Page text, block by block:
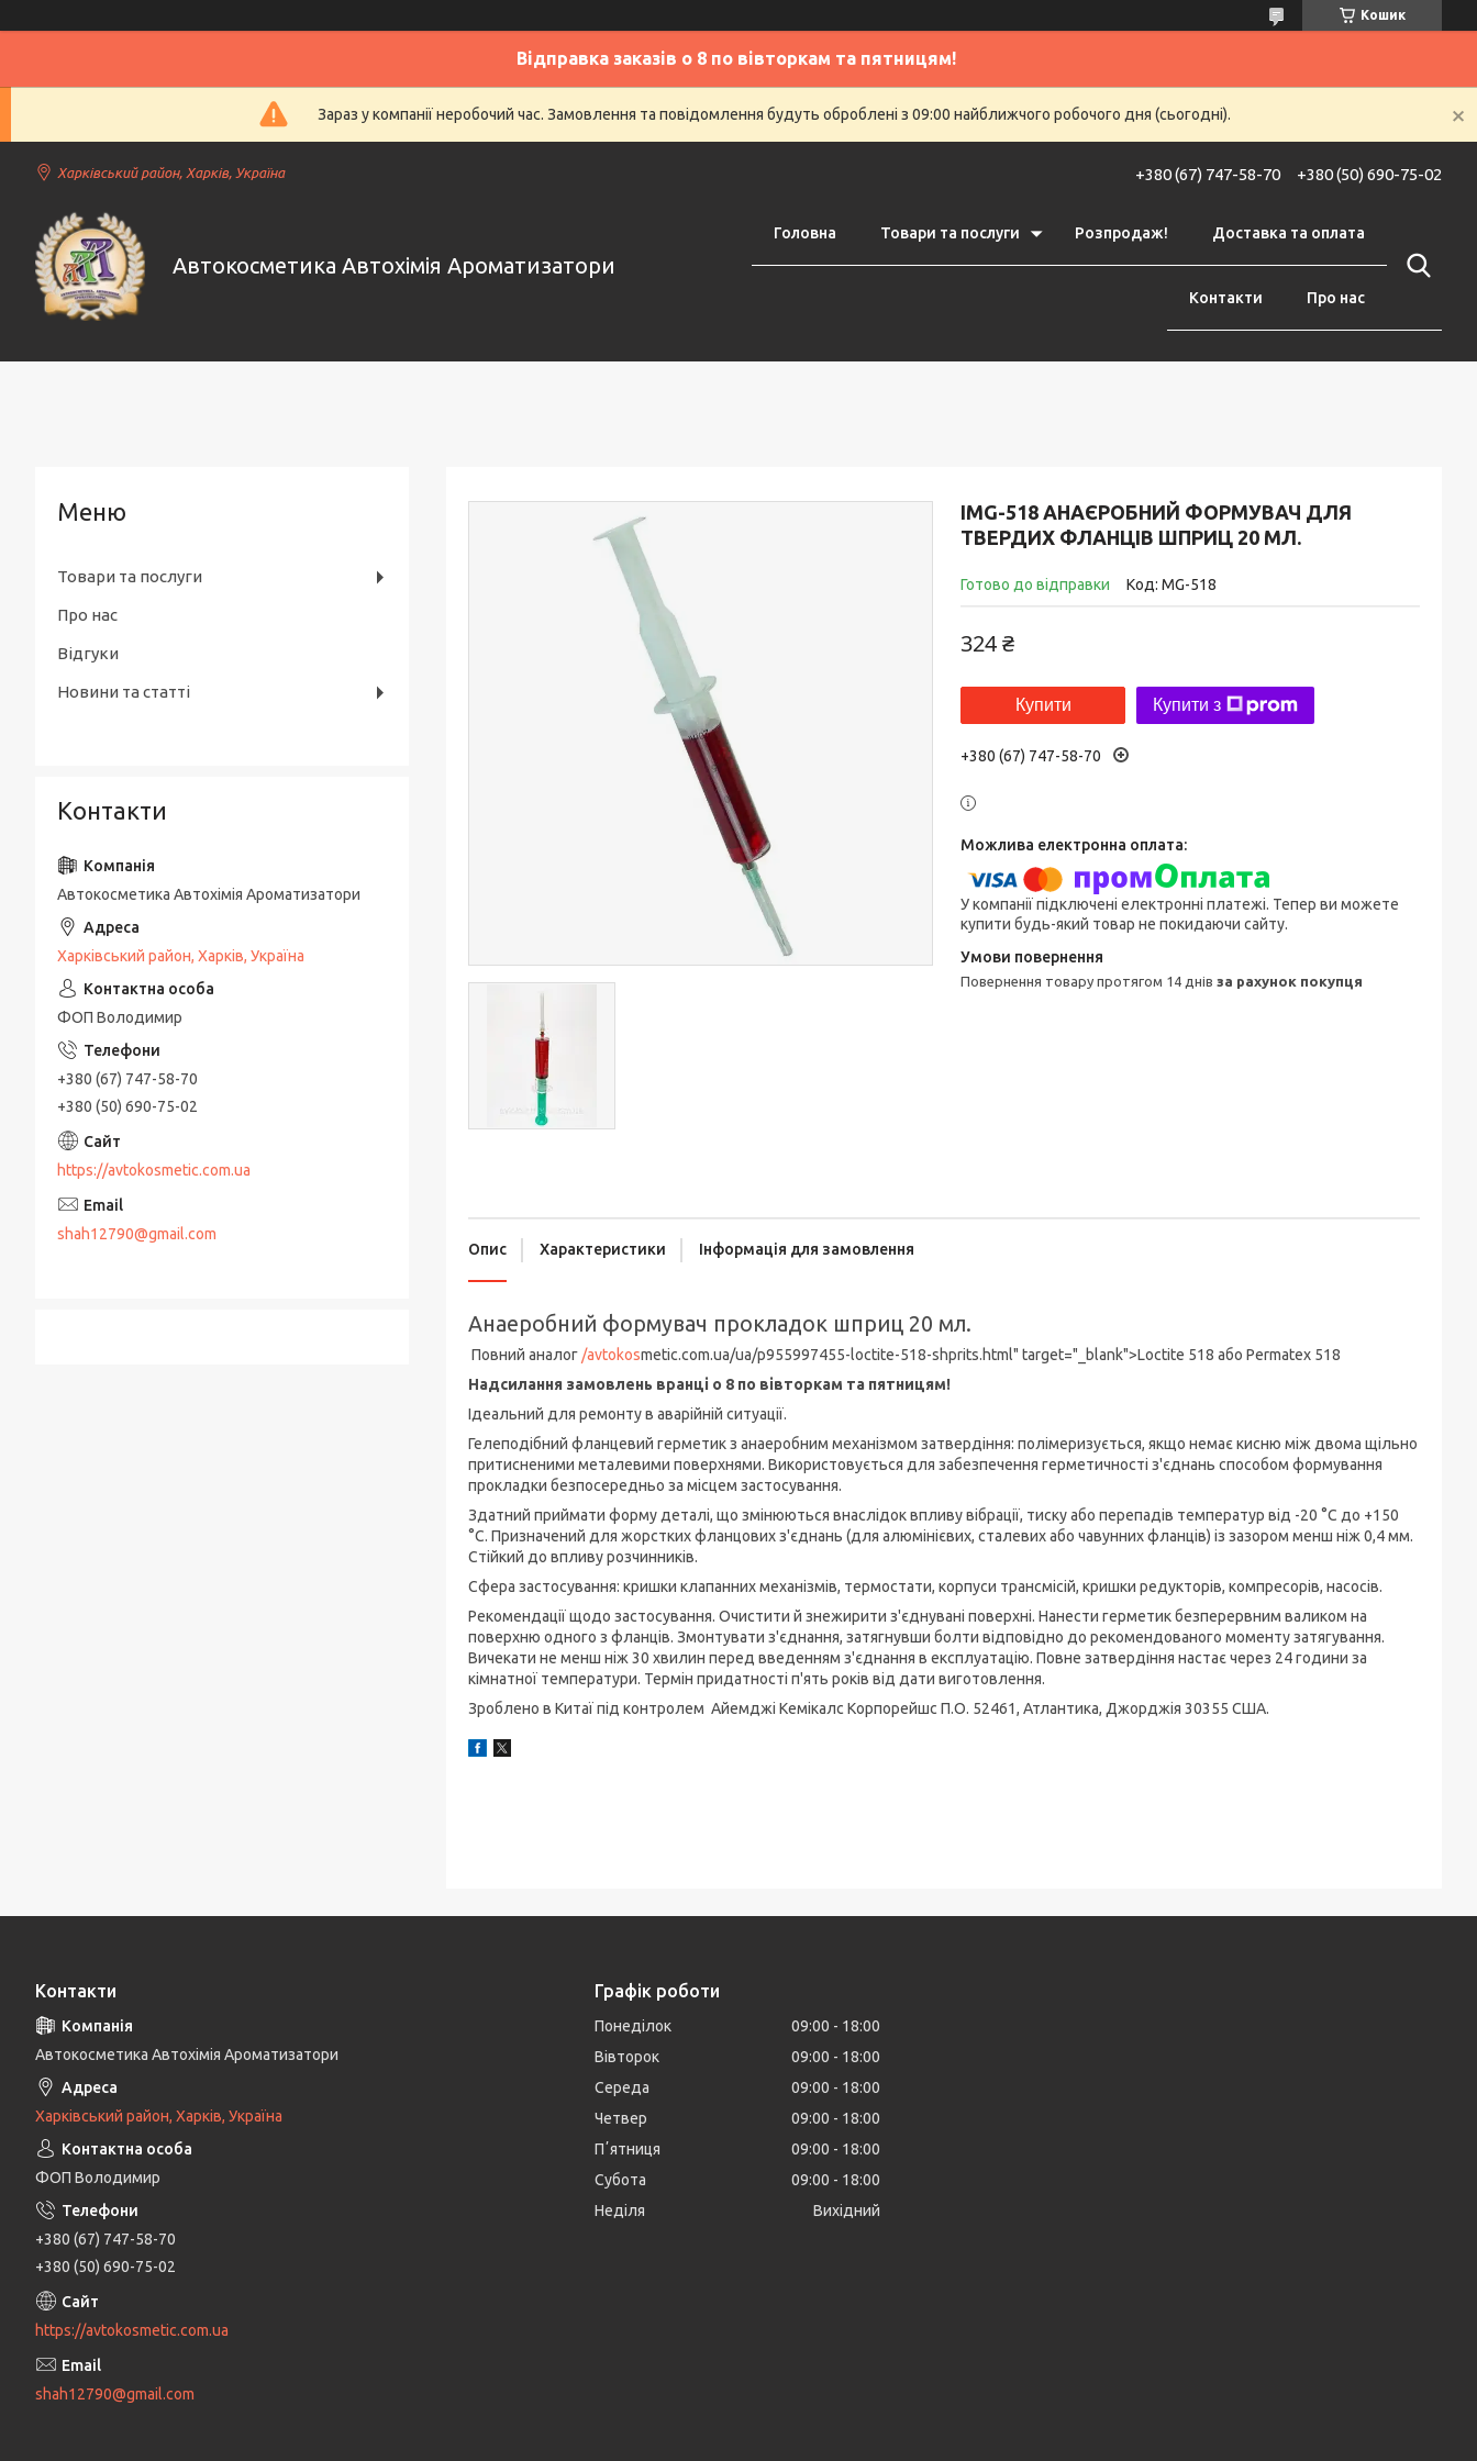
Кошик
Відправка заказів о 8 по вівторкам та пятницям!
Зараз у компанії неробочий час. Замовлення та повідомлення будуть оброблені з 09:00 найближчого робочого дня (сьогодні).
Харківський район, Харків, Україна +380 (67) 747-58-70 +380 (50) 690-75-02
Автокосметика Автохімія Ароматизатори
Головна Товари та послуги Розпродаж! Доставка та оплата
Контакти Про нас
IMG-518 АНАЄРОБНИЙ ФОРМУВАЧ ДЛЯ
ТВЕРДИХ ФЛАНЦІВ ШПРИЦ 20 МЛ.
Готово до відправки Код: MG-518
324 ₴
Купити Купити з
+380 (67) 747-58-70
У компанії підключені електронні платежі. Тепер ви можете
купити будь-який товар не покидаючи сайту.
повернення товару протягом 14 днів за рахунок покупця
Опис Характеристики Інформація для замовлення
Анаеробний формувач прокладок шприц 20 мл.
Повний аналог /avtokosmetic.com.ua/ua/p955997455-loctite-518-shprits.html" target="_blank">Loctite 518 або Permatex 518
Надсилання замовлень вранці о 8 по вівторкам та пятницям!
Ідеальний для ремонту в аварійній ситуації.
Гелеподібний фланцевий герметик з анаеробним механізмом затвердіння: полімеризується, якщо немає кисню між двома щільно
притисненими металевими поверхнями. Використовується для забезпечення герметичності з'єднань способом формування
прокладки безпосередньо за місцем застосування.
Здатний приймати форму деталі, що змінюються внаслідок впливу вібрації, тиску або перепадів температур від -20 °C до +150
°C. Призначений для жорстких фланцових з'єднань (для алюмінієвих, сталевих або чавунних фланців) із зазором менш ніж 0,4 мм.
Стійкий до впливу розчинників.
Сфера застосування: кришки клапанних механізмів, термостати, корпуси трансмісій, кришки редукторів, компресорів, насосів.
Рекомендації щодо застосування. Очистити й знежирити з'єднувані поверхні. Нанести герметик безперервним валиком на
поверхню одного з фланців. Змонтувати з'єднання, затягнувши болти відповідно до рекомендованого моменту затягування.
Вичекати не менш ніж 30 хвилин перед введенням з'єднання в експлуатацію. Повне затвердіння настає через 24 години за
кімнатної температури. Термін придатності п'ять років від дати виготовлення.
Зроблено в Китаї під контролем Айемджі Кемікалс Корпорейшс П.О. 52461, Атлантика, Джорджія 30355 США.
Товари та послуги
Про нас
Відгуки
Новини та статті
Контакти
Автокосметика Автохімія Ароматизатори
Харківський район, Харків, Україна
ФОП Володимир
+380 (67) 747-58-70
+380 (50) 690-75-02
https://avtokosmetic.com.ua
shah12790@gmail.com
Контакти
Автокосметика Автохімія Ароматизатори
Харківський район, Харків, Україна
ФОП Володимир
+380 (67) 747-58-70
+380 (50) 690-75-02
https://avtokosmetic.com.ua
shah12790@gmail.com
Графік роботи
Понеділок 09:00
18:00
Вівторок
09:00
18:00
Середа
09:00
18:00
Четвер
09:00
18:00
Пʼятниця
09:00
18:00
Субота
09:00
18:00
Неділя
Вихідний